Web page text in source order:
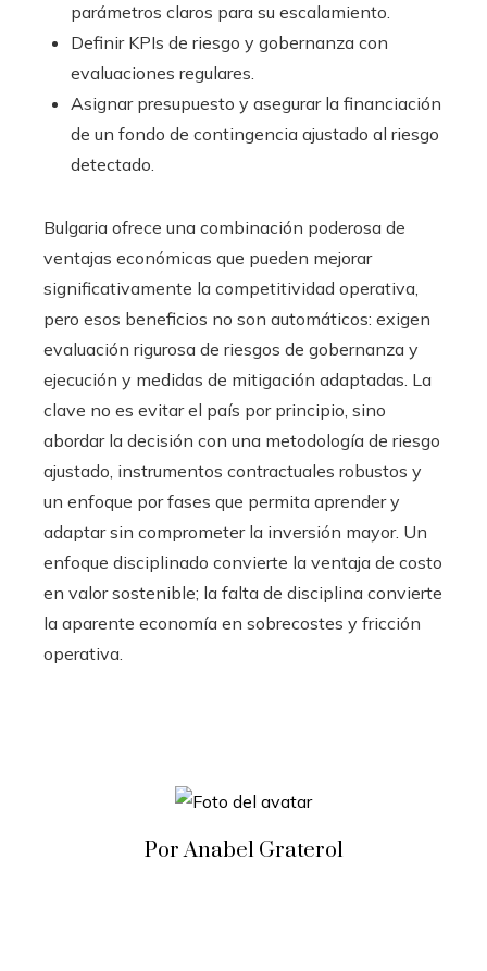
parámetros claros para su escalamiento.
Definir KPIs de riesgo y gobernanza con
evaluaciones regulares.
Asignar presupuesto y asegurar la financiación
de un fondo de contingencia ajustado al riesgo
detectado.
Bulgaria ofrece una combinación poderosa de
ventajas económicas que pueden mejorar
significativamente la competitividad operativa,
pero esos beneficios no son automáticos: exigen
evaluación rigurosa de riesgos de gobernanza y
ejecución y medidas de mitigación adaptadas. La
clave no es evitar el país por principio, sino
abordar la decisión con una metodología de riesgo
ajustado, instrumentos contractuales robustos y
un enfoque por fases que permita aprender y
adaptar sin comprometer la inversión mayor. Un
enfoque disciplinado convierte la ventaja de costo
en valor sostenible; la falta de disciplina convierte
la aparente economía en sobrecostes y fricción
operativa.
Por Anabel Graterol